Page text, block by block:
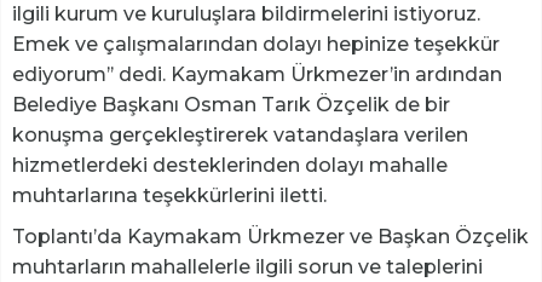
ilgili kurum ve kuruluşlara bildirmelerini istiyoruz.
Emek ve çalışmalarından dolayı hepinize teşekkür
ediyorum’’ dedi. Kaymakam Ürkmezer’in ardından
Belediye Başkanı Osman Tarık Özçelik de bir
konuşma gerçekleştirerek vatandaşlara verilen
hizmetlerdeki desteklerinden dolayı mahalle
muhtarlarına teşekkürlerini iletti.
Toplantı’da Kaymakam Ürkmezer ve Başkan Özçelik
muhtarların mahallelerle ilgili sorun ve taleplerini